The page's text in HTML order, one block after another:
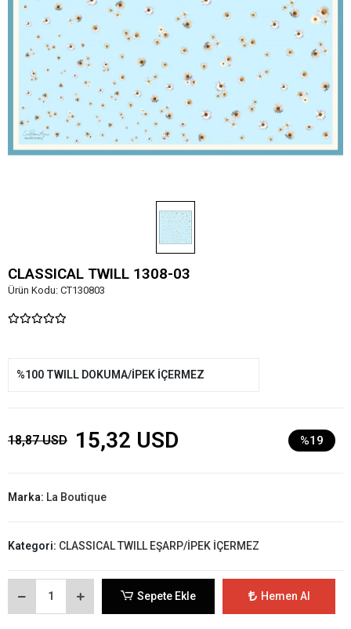
CLASSICAL TWILL 1308-03
Ürün Kodu: CT130803
%100 TWILL DOKUMA/İPEK İÇERMEZ
18,87 USD 15,32 USD %19
Marka: La Boutique
Kategori: CLASSICAL TWILL EŞARP/İPEK İÇERMEZ
Sepete Ekle Hemen Al